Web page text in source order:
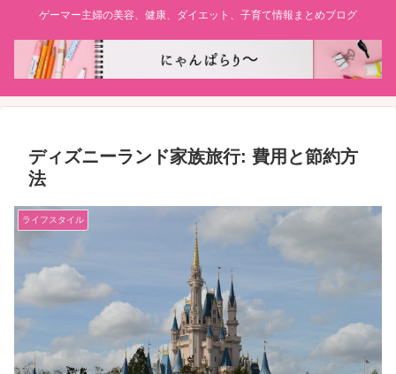
ゲーマー主婦の美容、健康、ダイエット、子育て情報まとめブログ
ディズニーランド家族旅行: 費用と節約方
法
ライフスタイル